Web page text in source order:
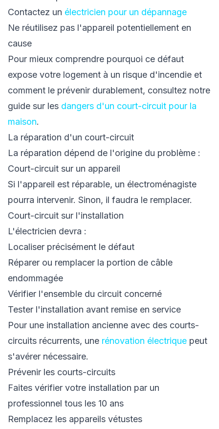
Contactez un électricien pour un dépannage
Ne réutilisez pas l'appareil potentiellement en
cause
Pour mieux comprendre pourquoi ce défaut
expose votre logement à un risque d'incendie et
comment le prévenir durablement, consultez notre
guide sur les dangers d'un court-circuit pour la
maison.
La réparation d'un court-circuit
La réparation dépend de l'origine du problème :
Court-circuit sur un appareil
Si l'appareil est réparable, un électroménagiste
pourra intervenir. Sinon, il faudra le remplacer.
Court-circuit sur l'installation
L'électricien devra :
Localiser précisément le défaut
Réparer ou remplacer la portion de câble
endommagée
Vérifier l'ensemble du circuit concerné
Tester l'installation avant remise en service
Pour une installation ancienne avec des courts-
circuits récurrents, une rénovation électrique peut
s'avérer nécessaire.
Prévenir les courts-circuits
Faites vérifier votre installation par un
professionnel tous les 10 ans
Remplacez les appareils vétustes